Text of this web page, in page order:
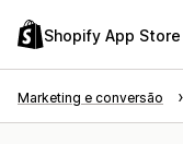
Shopify App Store
Marketing e conversão